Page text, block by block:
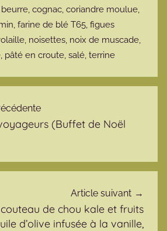
beurre, cognac, coriandre moulue,
, farine de blé T65, figues
, noisettes, noix de muscade,
, pâté en croute, salé, terrine
(Buffet de Noël
Article suivant
de chou kale et fruits
d’olive infusée à la vanille,